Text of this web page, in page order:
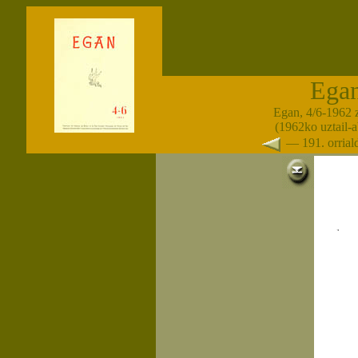
Egan, 4/6-1962
(1962ko uztail-
— 191.